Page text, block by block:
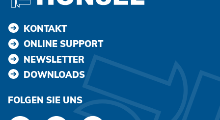
KONTAKT
ONLINE SUPPORT
NEWSLETTER
DOWNLOADS
FOLGEN SIE UNS